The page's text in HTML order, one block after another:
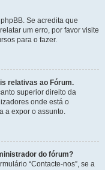
Se acredita que
um erro, por favor visite
para o fazer.
relativas ao Fórum.
superior direito da
onde está o
a expor o assunto.
do fórum?
“Contacte-nos”, se a